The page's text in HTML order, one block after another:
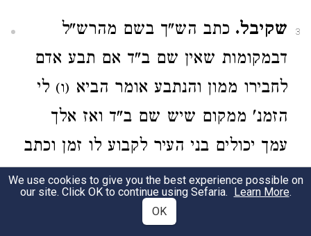
3 שקיבל. כתב הש"ך בשם מהרש"ל
דבמקומות שאין שם ב"ד אם תבע אדם
לחבירו ממון והנתבע אומר הביא (ו) לי
הזמנ' ממקום שיש שם ב"ד ואז אלך
עמך יכולים בני העיר לקבוע לו זמן וכתב
עוד בס' באר שבע פסק בראובן שתובע
לשמעון שירד עמו לדין ואינו רוצה
We use cookies to give you the best experience possible on
our site. Click OK to continue using Sefaria. Learn More.
OK